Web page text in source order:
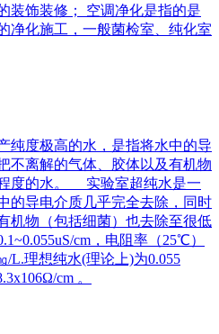
装饰装修； 空调净化是指的是
净化施工，一般菌检室、纯化室
纯度极高的水，是指将水中的导
不离解的气体、胶体以及有机物
程度的水。 实验室超纯水是一
的导电介质几乎完全去除，同时
机物（包括细菌）也去除至很低
cm，电阻率（25℃）
/L.理想纯水(理论上)为0.055
cm 。